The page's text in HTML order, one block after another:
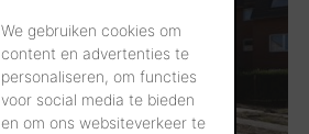
We gebruiken cookies om
content en advertenties te
personaliseren, om functies
voor social media te bieden
en om ons websiteverkeer te